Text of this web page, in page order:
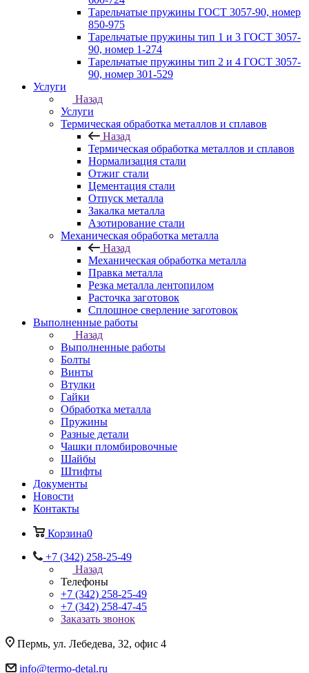
Тарельчатые пружины ГОСТ 3057-90, номер
850-975
Тарельчатые пружины тип 1 и 3 ГОСТ 3057-
90, номер 1-274
Тарельчатые пружины тип 2 и 4 ГОСТ 3057-
90, номер 301-529
Услуги
Назад
Услуги
Термическая обработка металлов и сплавов
Назад
Термическая обработка металлов и сплавов
Нормализация стали
Отжиг стали
Цементация стали
Отпуск металла
Закалка металла
Азотирование стали
Механическая обработка металла
Назад
Механическая обработка металла
Правка металла
Резка металла лентопилом
Расточка заготовок
Сплошное сверление заготовок
Выполненные работы
Назад
Выполненные работы
Болты
Винты
Втулки
Гайки
Обработка металла
Пружины
Разные детали
Чашки пломбировочные
Шайбы
Штифты
Документы
Новости
Контакты
Корзина0
+7 (342) 258-25-49
Назад
Телефоны
+7 (342) 258-25-49
+7 (342) 258-47-45
Заказать звонок
Пермь, ул. Лебедева, 32, офис 4
info@termo-detal.ru